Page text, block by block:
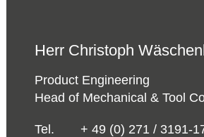
Herr Christoph
Product Engineering
Head of Mechanical & Tool
Tel.
+ 49 (0) 271 / 3191-